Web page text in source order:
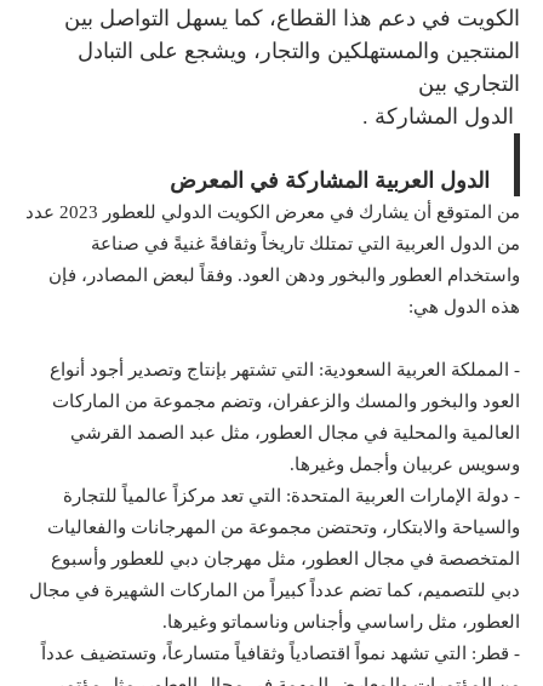
الكويت في دعم هذا القطاع، كما يسهل التواصل بين
المنتجين والمستهلكين والتجار، ويشجع على التبادل
التجاري بين
من المتوقع أن يشارك في معرض الكويت الدولي للعطور 2023 عدد
من الدول العربية التي تمتلك تاريخاً وثقافةً غنيةً في صناعة
واستخدام العطور والبخور ودهن العود. وفقاً لبعض المصادر، فإن
هذه الدول هي:
- المملكة العربية السعودية: التي تشتهر بإنتاج وتصدير أجود أنواع
العود والبخور والمسك والزعفران، وتضم مجموعة من الماركات
العالمية والمحلية في مجال العطور، مثل عبد الصمد القرشي
وسويس عربيان وأجمل وغيرها.
- دولة الإمارات العربية المتحدة: التي تعد مركزاً عالمياً للتجارة
والسياحة والابتكار، وتحتضن مجموعة من المهرجانات والفعاليات
المتخصصة في مجال العطور، مثل مهرجان دبي للعطور وأسبوع
دبي للتصميم، كما تضم عدداً كبيراً من الماركات الشهيرة في مجال
العطور، مثل راساسي وأجناس وناسماتو وغيرها.
- قطر: التي تشهد نمواً اقتصادياً وثقافياً متسارعاً، وتستضيف عدداً